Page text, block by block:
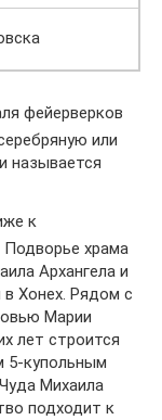
фейерверков
или
называется
к
Подворье храма
Архангела и
в Хонех. Рядом с
Марии
лет строится
5-купольным
Михаила
подходит к